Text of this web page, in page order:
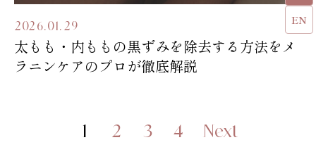
EN
2026.01.29
太もも・内ももの黒ずみを除去する方法をメ
ラニンケアのプロが徹底解説
1 2 3 4 Next